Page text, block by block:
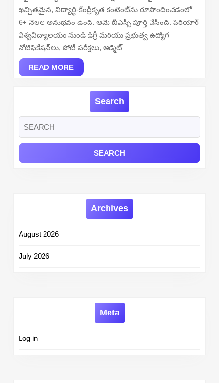
–
ఖచ్చితమైన, విద్యార్థి-కేంద్రీకృత కంటెంట్‌ను రూపొందించడంలో
6+ నెలల అనుభవం ఉంది. ఆమె బీఎస్సీ పూర్తి చేసింది. పెరియార్
విశ్వవిద్యాలయం నుండి డిగ్రీ మరియు ప్రభుత్వ ఉద్యోగ
నోటిఫికేషన్‌లు, పోటీ పరీక్షలు, అడ్మిట్
READ MOREREAD
MORE
Search
for:
Archives
August 2026
July 2026
Meta
Log in